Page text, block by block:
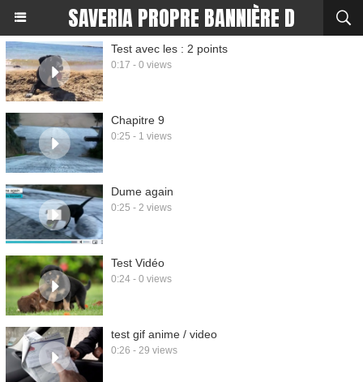
SAVERIA PROPRE BANNIÈRE D
Test avec les : 2 points
0:17 - 0 views
Chapitre 9
0:25 - 1 views
Dume again
0:25 - 2 views
Test Vidéo
0:24 - 0 views
test gif anime / video
0:26 - 29 views